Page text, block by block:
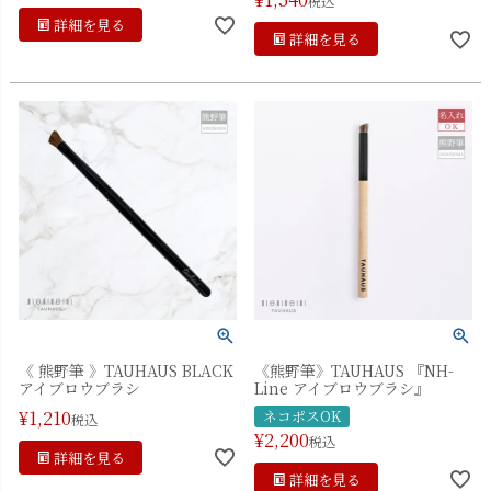
詳細を見る
詳細を見る
《 熊野筆 》TAUHAUS BLACK
アイブロウブラシ
¥1,210税込
詳細を見る
《熊野筆》TAUHAUS 『NH-
Line アイブロウブラシ』
ネコポスOK
¥2,200税込
詳細を見る